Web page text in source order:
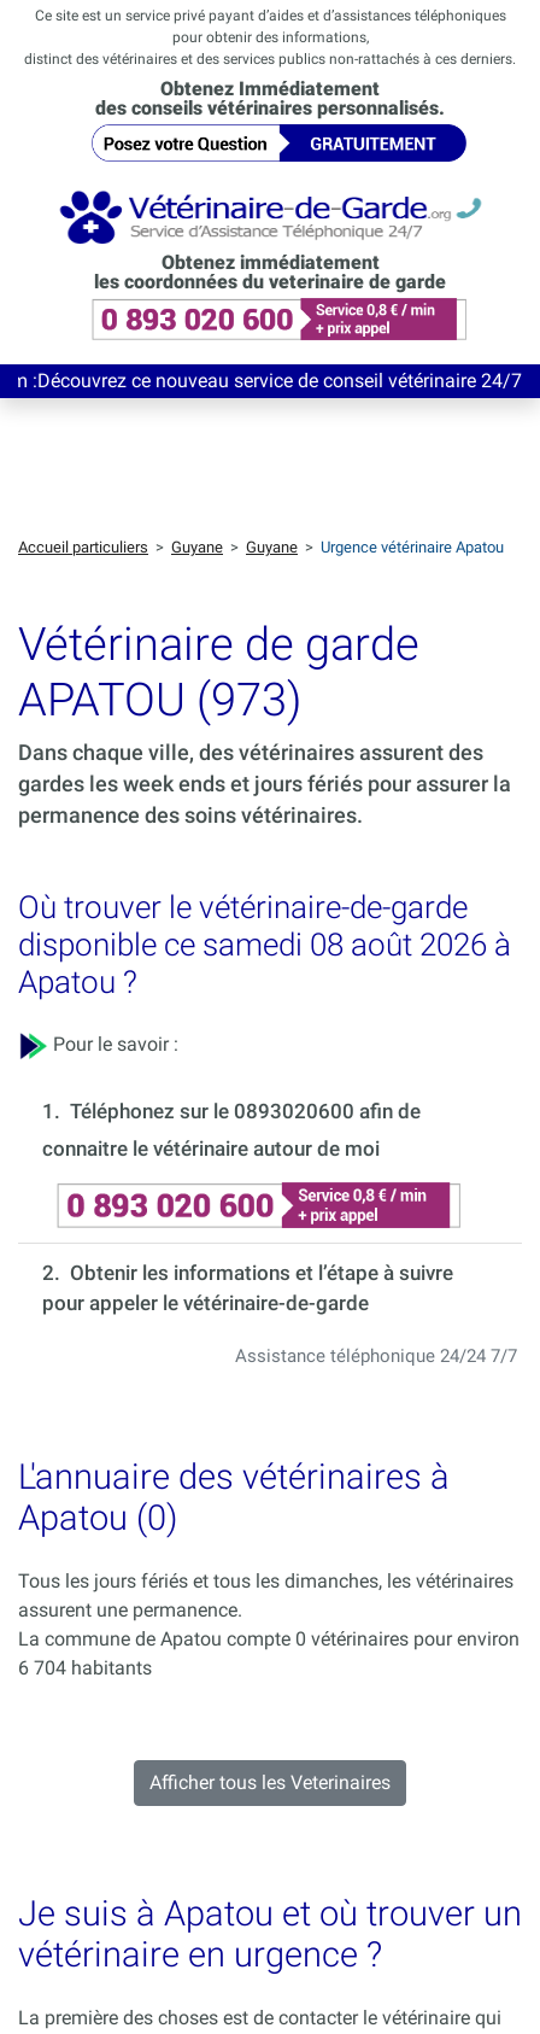
Ce site est un service privé payant d’aides et d’assistances téléphoniques
pour obtenir des informations,
distinct des vétérinaires et des services publics non-rattachés à ces derniers.
Obtenez Immédiatement
des conseils vétérinaires personnalisés.
Obtenez immédiatement
les coordonnées du veterinaire de garde
ce nouveau service de conseil vétérinaire 24/7
Accueil particuliers > Guyane > Guyane > Urgence vétérinaire Apatou
Vétérinaire de garde
APATOU (973)
Dans chaque ville, des vétérinaires assurent des
gardes les week ends et jours fériés pour assurer la
permanence des soins vétérinaires.
Où trouver le vétérinaire-de-garde
disponible ce samedi 08 août 2026 à
Apatou ?
Pour le savoir :
1. Téléphonez sur le 0893020600 afin de
connaitre le vétérinaire autour de moi
2. Obtenir les informations et l’étape à suivre
pour appeler le vétérinaire-de-garde
Assistance téléphonique 24/24 7/7
L'annuaire des vétérinaires à
Apatou (0)
Tous les jours fériés et tous les dimanches, les vétérinaires
assurent une permanence.
La commune de Apatou compte 0 vétérinaires pour environ
6 704 habitants
Afficher tous les Veterinaires
Je suis à Apatou et où trouver un
vétérinaire en urgence ?
La première des choses est de contacter le vétérinaire qui